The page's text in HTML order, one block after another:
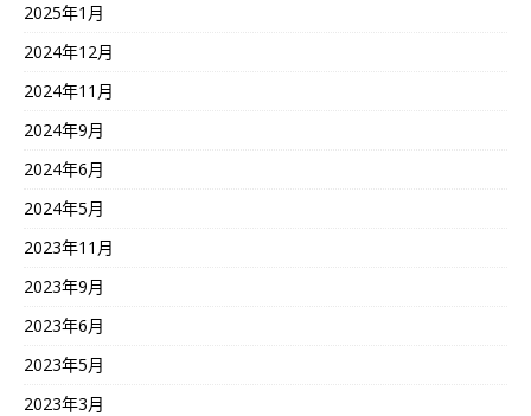
2025年1月
2024年12月
2024年11月
2024年9月
2024年6月
2024年5月
2023年11月
2023年9月
2023年6月
2023年5月
2023年3月